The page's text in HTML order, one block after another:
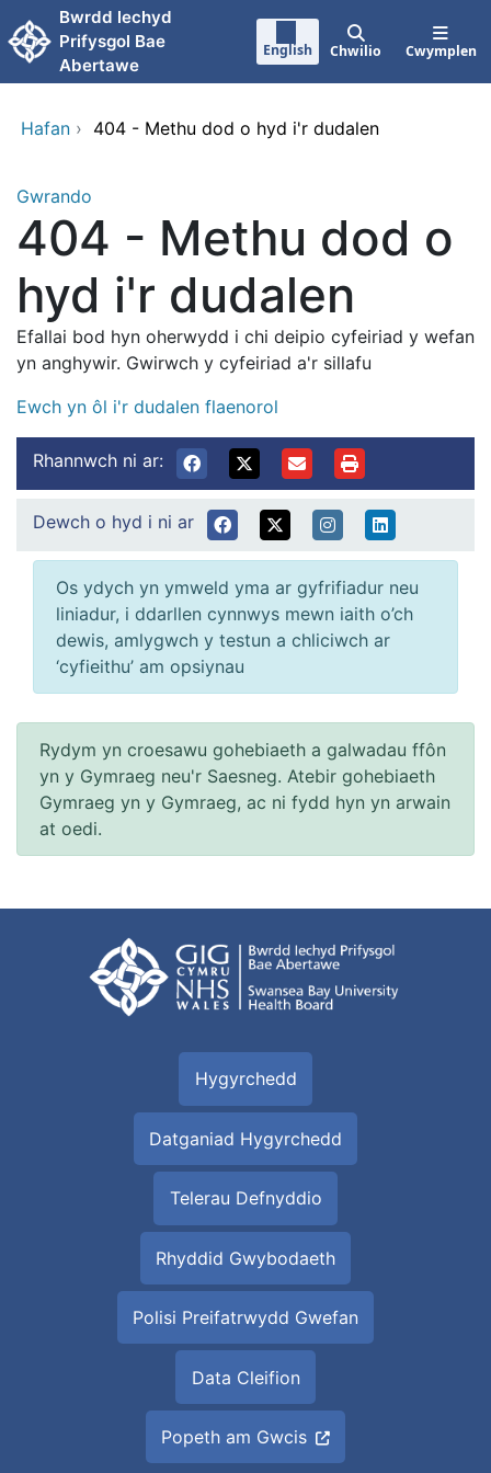
Neidio i'r prif gynnwy
Bwrdd lechyd
Prifysgol Bae
Abertawe
English Chwilio Cwymplen
Hafan › 404 - Methu dod o hyd i'r dudalen
Gwrando
404 - Methu dod o
hyd i'r dudalen
Efallai bod hyn oherwydd i chi deipio cyfeiriad y wefan
yn anghywir. Gwirwch y cyfeiriad a'r sillafu
Ewch yn ôl i'r dudalen flaenorol
Rhannwch ni ar:
Dewch o hyd i ni ar
Os ydych yn ymweld yma ar gyfrifiadur neu
liniadur, i ddarllen cynnwys mewn iaith o’ch
dewis, amlygwch y testun a chliciwch ar
‘cyfieithu’ am opsiynau
Rydym yn croesawu gohebiaeth a galwadau ffôn
yn y Gymraeg neu'r Saesneg. Atebir gohebiaeth
Gymraeg yn y Gymraeg, ac ni fydd hyn yn arwain
at oedi.
Hygyrchedd
Datganiad Hygyrchedd
Telerau Defnyddio
Rhyddid Gwybodaeth
Polisi Preifatrwydd Gwefan
Data Cleifion
Popeth am Gwcis